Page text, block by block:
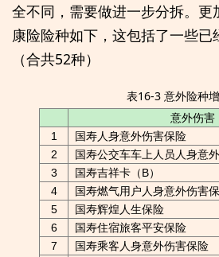
全不同，需要做进一步分拆。更
康险险种如下，这包括了一些已
（合共52种）
表16-3 意外险种
意外伤害
1
国寿人身意外伤害保险
2
国寿公交车车上人员人身意
3
国寿吉祥卡（B）
4
国寿燃气用户人身意外伤害
5
国寿辉煌人生保险
6
国寿住宿旅客平安保险
7
国寿乘客人身意外伤害保险